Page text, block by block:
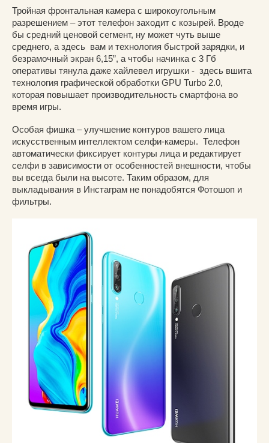
Тройная фронтальная камера с широкоугольным
разрешением – этот телефон заходит с козырей. Вроде
бы средний ценовой сегмент, ну может чуть выше
среднего, а здесь вам и технология быстрой зарядки, и
безрамочный экран 6,15”, а чтобы начинка с 3 Гб
оперативы тянула даже хайлевел игрушки - здесь вшита
технология графической обработки GPU Turbo 2.0,
которая повышает производительность смартфона во
время игры.
Особая фишка – улучшение контуров вашего лица
искусственным интеллектом селфи-камеры. Телефон
автоматически фиксирует контуры лица и редактирует
селфи в зависимости от особенностей внешности, чтобы
вы всегда были на высоте. Таким образом, для
выкладывания в Инстаграм не понадобятся Фотошоп и
фильтры.